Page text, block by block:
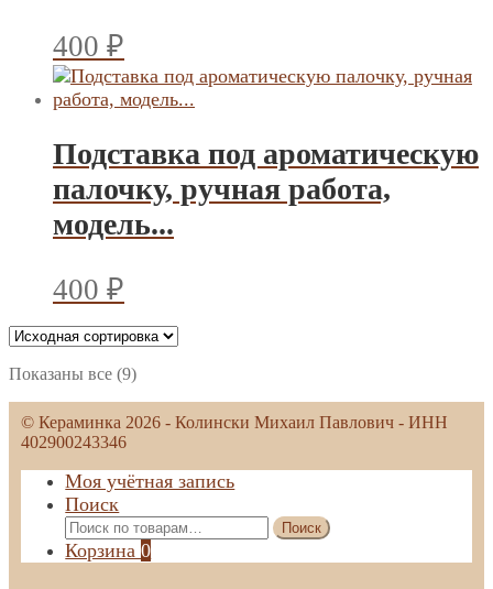
400 ₽
Подставка под ароматическую
палочку, ручная работа,
модель...
400 ₽
Показаны все (9)
© Кераминка 2026 - Колински Михаил Павлович - ИНН
402900243346
Моя учётная запись
Поиск
Искать: Поиск
Корзина0